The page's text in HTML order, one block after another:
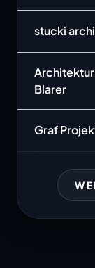
stucki
Blarer
Graf